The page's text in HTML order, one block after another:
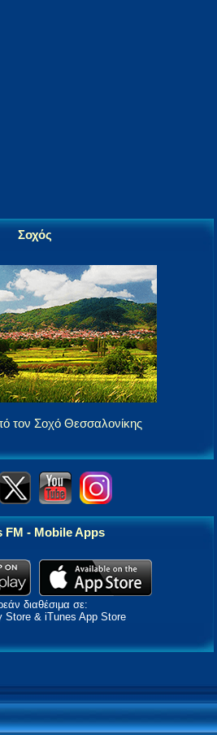
Σοχός
τον Σοχό Θεσσαλονίκης
FM - Mobile Apps
διαθέσιμα σε:
Store & iTunes App Store